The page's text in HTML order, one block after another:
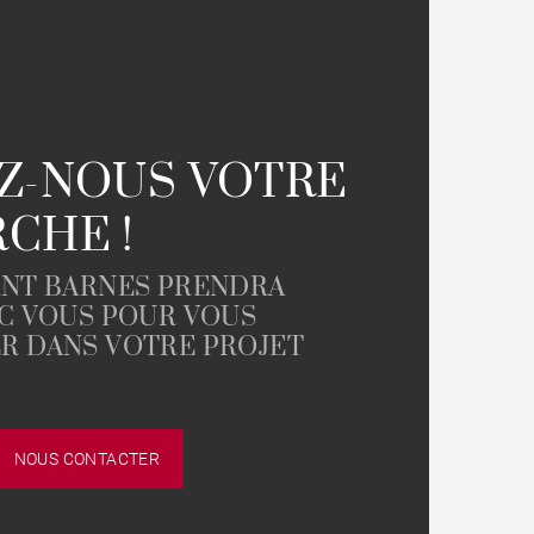
Parking / Garage
Ascenseur
Château / Manoir
NOUS VOTRE
!
BARNES PRENDRA
VOUS POUR VOUS
DANS VOTRE PROJET
NOUS CONTACTER